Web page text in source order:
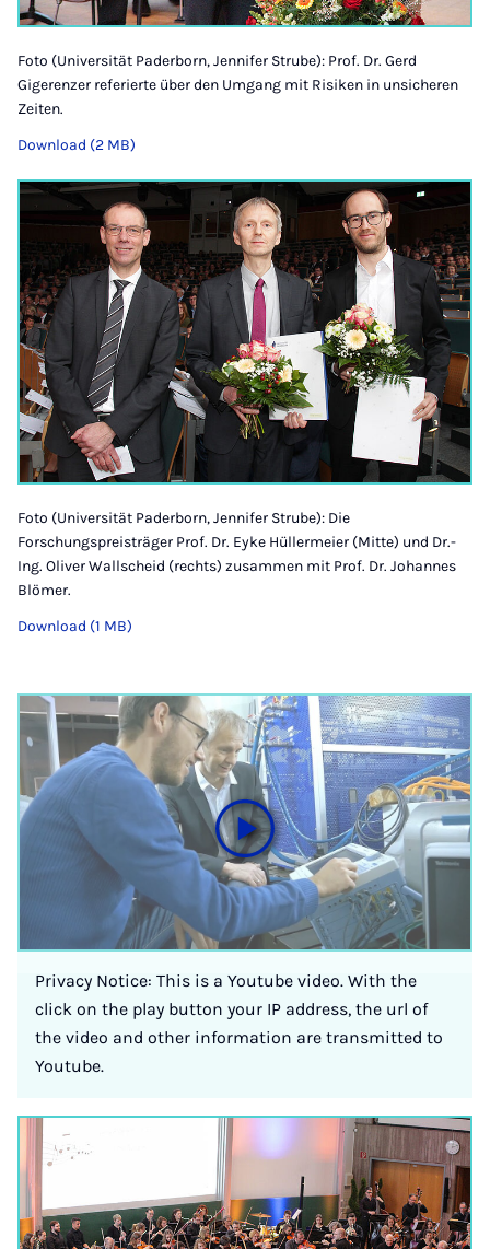
Foto (Universität Paderborn, Jennifer Strube): Prof. Dr. Gerd
Gigerenzer referierte über den Umgang mit Risiken in unsicheren
Zeiten.
Download (2 MB)
Foto (Universität Paderborn, Jennifer Strube): Die
Forschungspreisträger Prof. Dr. Eyke Hüllermeier (Mitte) und Dr.-
Ing. Oliver Wallscheid (rechts) zusammen mit Prof. Dr. Johannes
Blömer.
Download (1 MB)
Privacy Notice: This is a Youtube video. With the
click on the play button your IP address, the url of
the video and other information are transmitted to
Youtube.